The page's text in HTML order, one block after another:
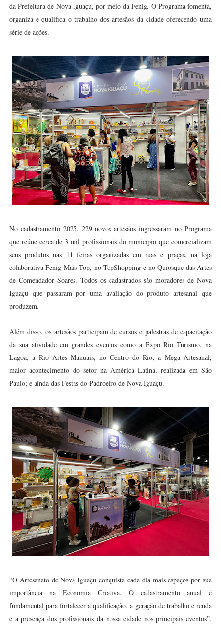
da Prefeitura de Nova Iguaçu, por meio da Fenig. O Programa fomenta,
organiza e qualifica o trabalho dos artesãos da cidade oferecendo uma
série de ações.
No cadastramento 2025, 229 novos artesãos ingressaram no Programa
que reúne cerca de 3 mil profissionais do município que comercializam
seus produtos nas 11 feiras organizadas em ruas e praças, na loja
colaborativa Fenig Mais Top, no TopShopping e no Quiosque das Artes
de Comendador Soares. Todos os cadastrados são moradores de Nova
Iguaçu que passaram por uma avaliação do produto artesanal que
produzem.
Além disso, os artesãos participam de cursos e palestras de capacitação
da sua atividade em grandes eventos como a Expo Rio Turismo, na
Lagoa; a Rio Artes Manuais, no Centro do Rio; a Mega Artesanal,
maior acontecimento do setor na América Latina, realizada em São
Paulo; e ainda das Festas do Padroeiro de Nova Iguaçu.
“O Artesanato de Nova Iguaçu conquista cada dia mais espaços por sua
importância na Economia Criativa. O cadastramento anual é
fundamental para fortalecer a qualificação, a geração de trabalho e renda
e a presença dos profissionais da nossa cidade nos principais eventos”,